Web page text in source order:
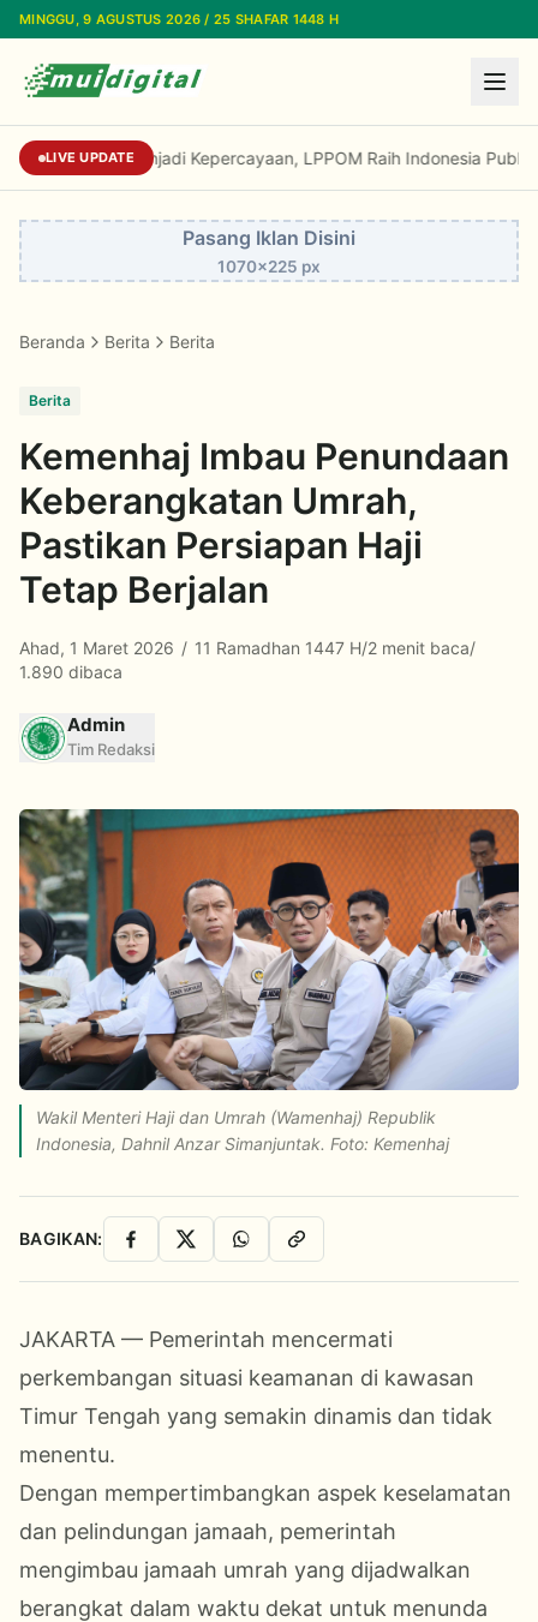
Lewati ke konten utama
MINGGU, 9 AGUSTUS 2026 / 25 SHAFAR 1448 H
LIVE UPDATE Dari Reputasi Menjadi Kepercayaan, LPPOM
Pasang Iklan Disini
1070x225 px
Beranda Berita Berita
Berita
Kemenhaj Imbau Penundaan
Keberangkatan Umrah,
Pastikan Persiapan Haji
Tetap Berjalan
Ahad, 1 Maret 2026 / 11 Ramadhan 1447 H/2 menit baca/
1.890 dibaca
Admin
Tim Redaksi
Wakil Menteri Haji dan Umrah (Wamenhaj) Republik
Indonesia, Dahnil Anzar Simanjuntak. Foto: Kemenhaj
BAGIKAN: Facebook
X WhatsAppSalin Link
JAKARTA — Pemerintah mencermati
perkembangan situasi keamanan di kawasan
Timur Tengah yang semakin dinamis dan tidak
menentu.
Dengan mempertimbangkan aspek keselamatan
dan pelindungan jamaah, pemerintah
mengimbau jamaah umrah yang dijadwalkan
berangkat dalam waktu dekat untuk menunda